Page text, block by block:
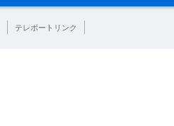
テレボートリンク